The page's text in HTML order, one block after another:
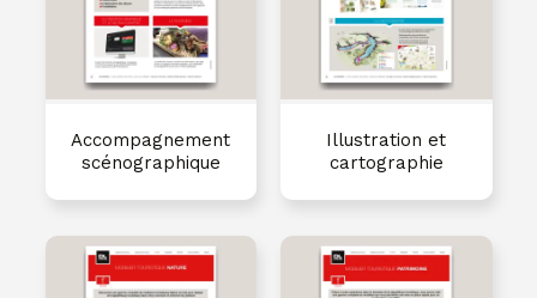
Accompagnement
scénographique
Illustration et
cartographie